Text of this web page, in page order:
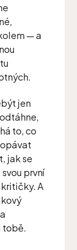
— a
jen
to, co
jak se
první
A
tobě.